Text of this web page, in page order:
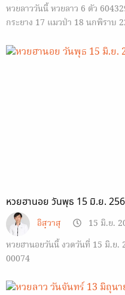
หวยลาววันนี้ หวยลาว 6 ตัว
กระยาง 17 แมวป่า 18 นกพิราบ
หวยฮานอย วันพุธ 15 มิ.ย.
อิสฺวาสุ
15 มิ.ย.
หวยฮานอยวันนี้ งวดวันที่ 15 มิ.ย.
00074